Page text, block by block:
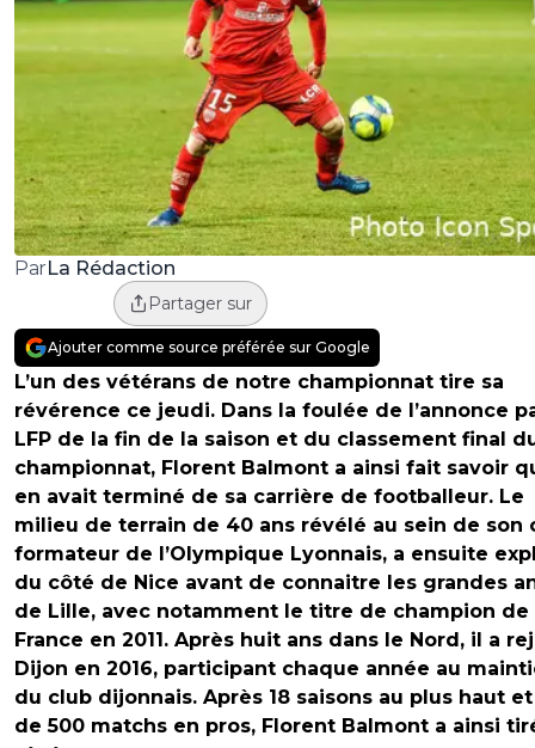
ParLa Rédaction
Partager sur
Ajouter comme source préférée sur Google
L’un des vétérans de notre championnat tire sa
révérence ce jeudi. Dans la foulée de l’annonce
LFP de la fin de la saison et du classement final
championnat, Florent Balmont a ainsi fait savoir
en avait terminé de sa carrière de footballeur. Le
milieu de terrain de 40 ans révélé au sein de son
formateur de l’Olympique Lyonnais, a ensuite
du côté de Nice avant de connaitre les grandes
de Lille, avec notamment le titre de champion de
France en 2011. Après huit ans dans le Nord, il a
Dijon en 2016, participant chaque année au
du club dijonnais. Après 18 saisons au plus haut
de 500 matchs en pros, Florent Balmont a ainsi